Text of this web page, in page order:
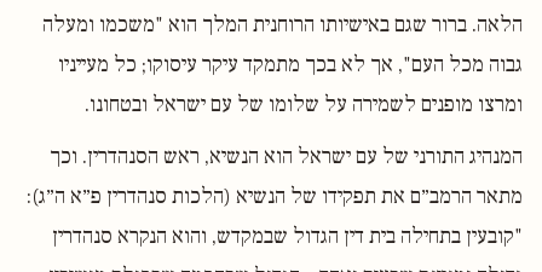
הלאה. ברור שגם באישיותו הרוחנית המלך הוא "משכמו ומעלה
גבוה מכל העם", אך לא בכך מתמקד עיקר עיסוקו; כל מעייניו
ומרצו מופנים לשמירה על שלומו של עם ישראל ובטחונו.
המנהיג התורני של עם ישראל הוא הנשיא, ראש הסנהדרין. וכך
מתאר הרמב״ם את תפקידו של הנשיא (הלכות סנהדרין פ״א ה״ג):
"קובעין בתחילה בית דין הגדול שבמקדש, והוא הנקרא סנהדרין